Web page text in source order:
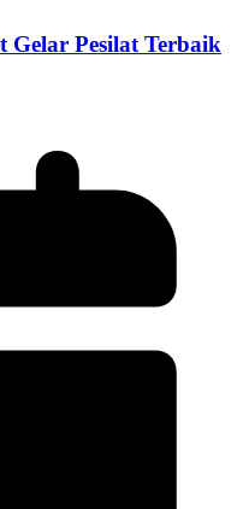
Gelar Pesilat Terbaik